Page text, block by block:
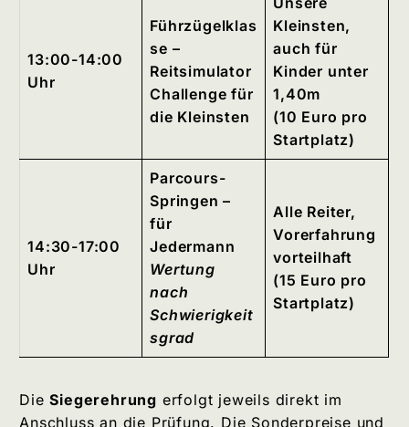
13:00-14:00
Uhr
Führzügelklas
se –
Reitsimulator
Challenge für
die Kleinsten
Kleinsten,
auch für
Kinder unter
1,40m
(10 Euro pro
Startplatz)
14:30-17:00
Uhr
Parcours-
Springen –
für
Jedermann
Wertung
nach
Schwierigkeit
sgrad
Alle Reiter,
Vorerfahrung
vorteilhaft
(15 Euro pro
Startplatz)
DieSiegerehrung erfolgt jeweils direkt im
Anschluss an die Prüfung. Die Sonderpreise und